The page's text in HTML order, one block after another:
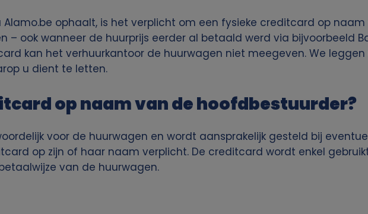
ophaalt, is het verplicht om een fysieke creditcard op
– ook wanneer de huurprijs eerder al betaald werd via bijvoorbeeld
kan het verhuurkantoor de huurwagen niet meegeven. We
u dient te letten.
op naam van de hoofdbestuurder?
voor de huurwagen en wordt aansprakelijk gesteld bij
op zijn of haar naam verplicht. De creditcard wordt enkel
van de huurwagen.